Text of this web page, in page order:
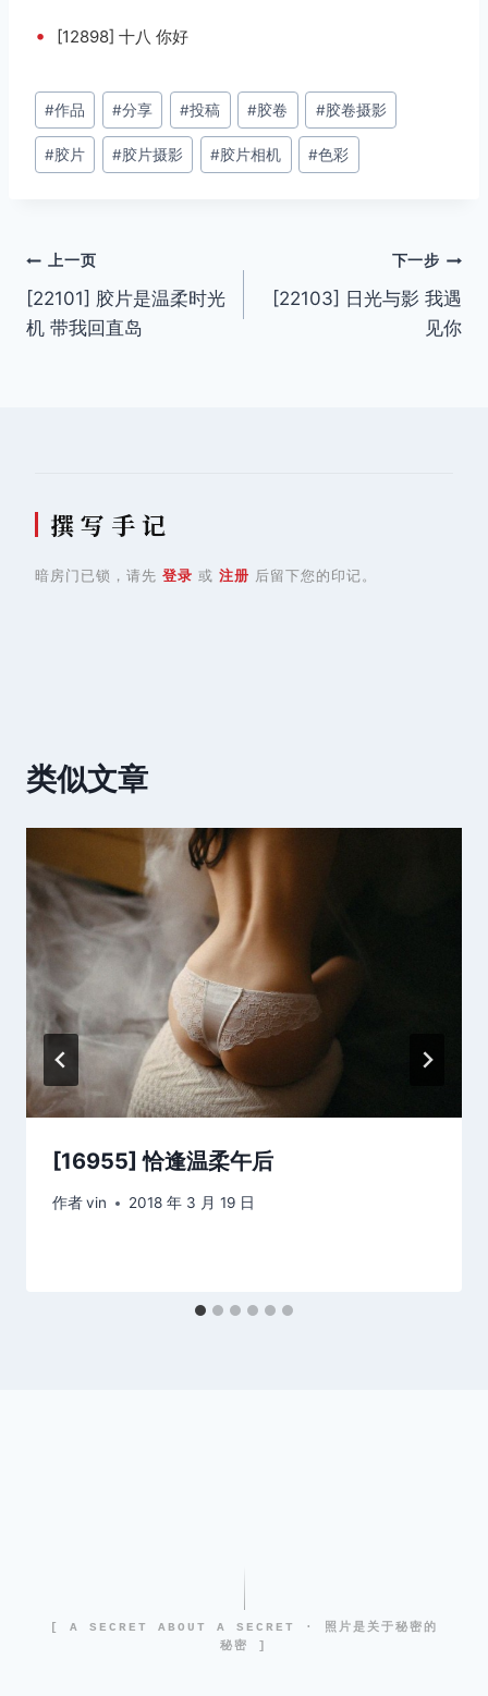
• [12898] 十八 你好
文
章
标
#作品 #分享 #投稿 #胶卷 #胶卷摄影
#胶片 #胶片摄影 #胶片相机 #色彩
文
章
上一页
[22101] 胶片是温柔时光
机 带我回直岛
下一步
[22103] 日光与影 我遇
见你
撰 写 手 记
暗房门已锁，请先 登录 或 注册 后留下您的印记。
类似文章
[16955] 恰逢温柔午后
作者vin 2018 年 3 月 19 日
[ A SECRET ABOUT A SECRET · 照片是关于秘密的
秘密 ]